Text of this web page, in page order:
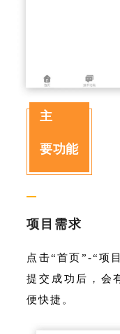
主
要功能
—
项目需求
点击“首页”-“项
提交成功后，会
便快捷。